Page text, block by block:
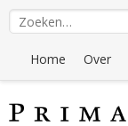
Home Over